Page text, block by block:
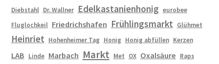
Diebstahl Dr. Wallner Edelkastanienhonig eurobee
Fluglochkeil Friedrichshafen Frühlingsmarkt Glühmet
Heinriet Hohenheimer Tag Honig Honig abfüllen Kerzen
LAB Linde Marbach Markt Met OX Oxalsäure Raps